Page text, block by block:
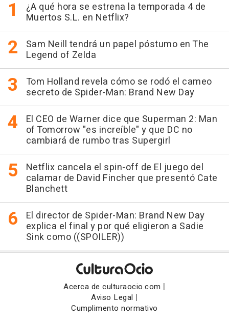
¿A qué hora se estrena la temporada 4 de
Muertos S.L. en Netflix?
Sam Neill tendrá un papel póstumo en The
Legend of Zelda
Tom Holland revela cómo se rodó el cameo
secreto de Spider-Man: Brand New Day
El CEO de Warner dice que Superman 2: Man
of Tomorrow "es increíble" y que DC no
cambiará de rumbo tras Supergirl
Netflix cancela el spin-off de El juego del
calamar de David Fincher que presentó Cate
Blanchett
El director de Spider-Man: Brand New Day
explica el final y por qué eligieron a Sadie
Sink como ((SPOILER))
Acerca de culturaocio.com |
Aviso Legal |
Cumplimento normativo